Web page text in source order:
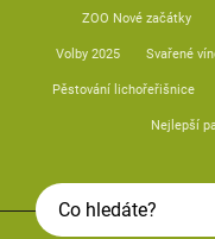
ZOO Nové začátky
Volby 2025 Svařené
Pěstování lichořeřišnice
Nejlepší